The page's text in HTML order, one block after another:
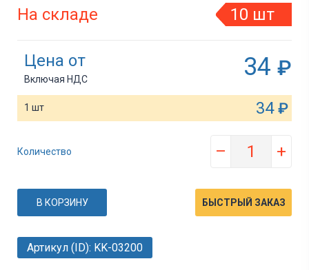
Артикул (ID): KK-03200
На складе 10 шт
Цена от
Включая НДС 34 ₽
1 шт 34 ₽
Количество – +
В КОРЗИНУ БЫСТРЫЙ ЗАКАЗ